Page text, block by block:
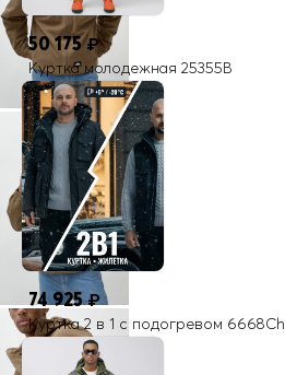
50 175₽
Куртка молодежная 25355B
74 925₽
Куртка 2 в 1 с подогревом 6668Ch